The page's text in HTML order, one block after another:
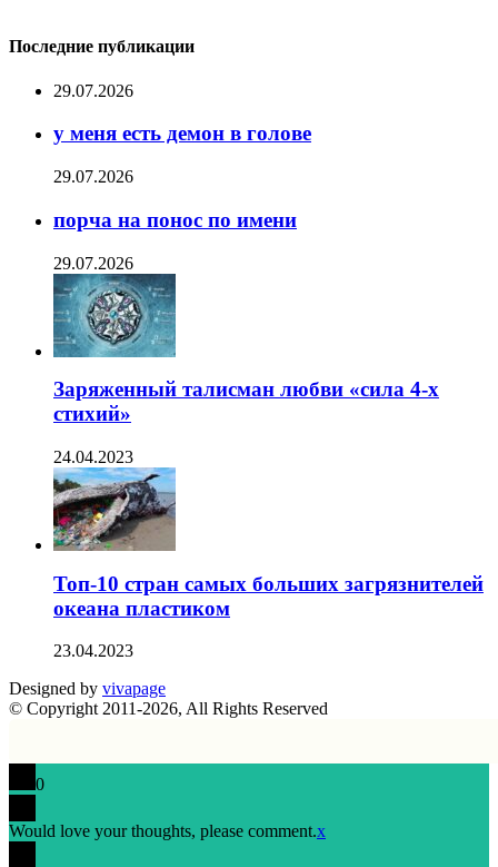
Последние публикации
29.07.2026
у меня есть демон в голове
29.07.2026
порча на понос по имени
29.07.2026
Заряженный талисман любви «сила 4-х
стихий»
24.04.2023
Топ-10 стран самых больших загрязнителей
океана пластиком
23.04.2023
Designed by vivapage
© Copyright 2011-2026, All Rights Reserved
0
Would love your thoughts, please comment.x